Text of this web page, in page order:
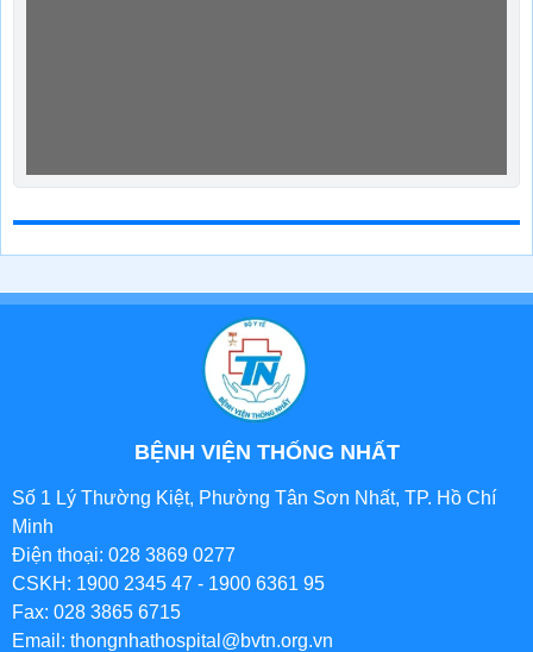
BỆNH VIỆN THỐNG NHẤT
Số 1 Lý Thường Kiệt, Phường Tân Sơn Nhất, TP. Hồ Chí
Minh
Điện thoại: 028 3869 0277
CSKH: 1900 2345 47 - 1900 6361 95
Fax: 028 3865 6715
Email: thongnhathospital@bvtn.org.vn